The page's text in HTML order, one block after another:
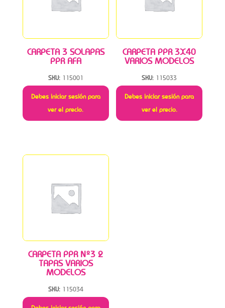
CARPETA 3 SOLAPAS
PPR AFA
SKU: 115001
Debes iniciar sesión para
ver el precio.
CARPETA PPR 3X40
VARIOS MODELOS
SKU: 115033
Debes iniciar sesión para
ver el precio.
CARPETA PPR Nº3 2
TAPAS VARIOS
MODELOS
SKU: 115034